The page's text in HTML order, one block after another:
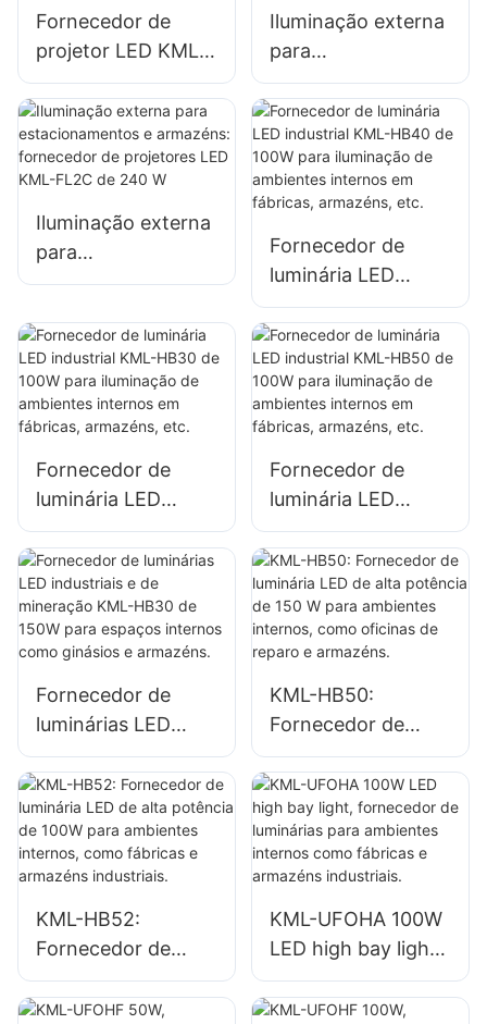
sinalização.
sinalização.
Fornecedor de
projetor LED KML-
FL2C de 150 W
para iluminação
externa de paredes
e áreas.
Iluminação externa
para
estacionamentos e
armazéns:
fornecedor de
projetores LED
KML-FL2C de 200
Iluminação externa
para
estacionamentos e
fornecedor de
projetores LED
KML-FL2C de 240
W
Fornecedor de
luminária LED
industrial KML-
HB40 de 100W
para iluminação de
ambientes internos
em fábricas,
Fornecedor de
luminária LED
industrial KML-
HB30 de 100W
para iluminação de
ambientes internos
em fábricas,
Fornecedor de
luminária LED
industrial KML-
HB50 de 100W
para iluminação de
ambientes internos
em fábricas,
Fornecedor de
luminárias LED
industriais e de
mineração KML-
HB30 de 150W
para espaços
internos como
armazéns.
KML-HB50:
Fornecedor de
luminária LED de
alta potência de
150 W para
ambientes
internos, como
e armazéns.
KML-HB52:
Fornecedor de
luminária LED de
alta potência de
KML-UFOHA 100W
LED high bay light,
fornecedor de
luminárias para